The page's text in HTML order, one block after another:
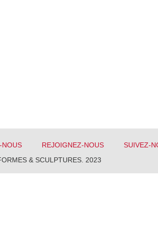
NOUS REJOIGNEZ-NOUS
SUIVEZ-
& SCULPTURES. 2023